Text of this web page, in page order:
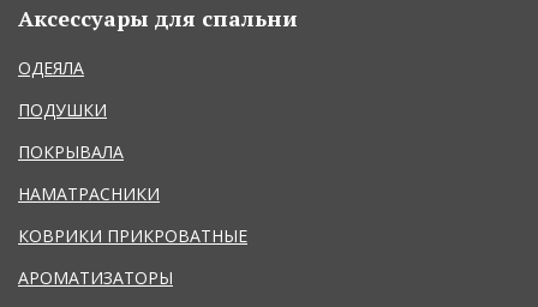
Аксессуары для спальни
ОДЕЯЛА
ПОДУШКИ
ПОКРЫВАЛА
НАМАТРАСНИКИ
КОВРИКИ ПРИКРОВАТНЫЕ
АРОМАТИЗАТОРЫ